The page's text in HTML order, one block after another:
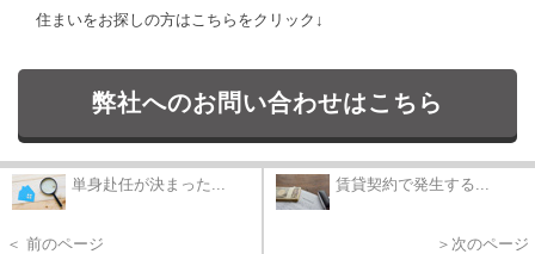
住まいをお探しの方はこちらをクリック↓
弊社へのお問い合わせはこちら
単身赴任が決まった...
＜ 前のページ
賃貸契約で発生する...
＞次のページ